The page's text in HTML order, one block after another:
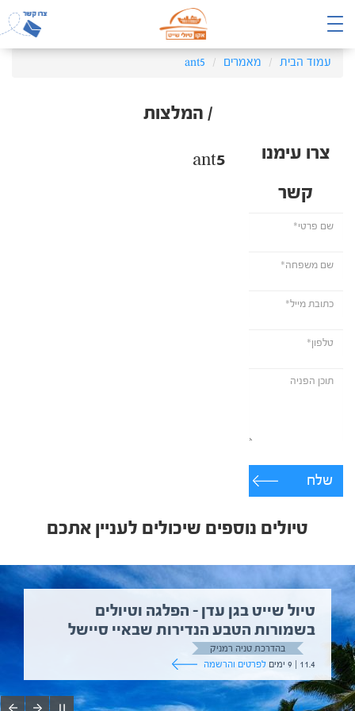
עמוד הבית מאמרים ant5
/ המלצות
צרו עימנו
קשר
שלח
ant5
טיולים נוספים שיכולים לעניין אתכם
טיול שייט בגן עדן – הפלגה וטיולים
בשמורות הטבע הנדירות שבאיי סיישל
בהדרכת טניה רמניק
11.4 | 9 ימים
לפרטים והרשמה